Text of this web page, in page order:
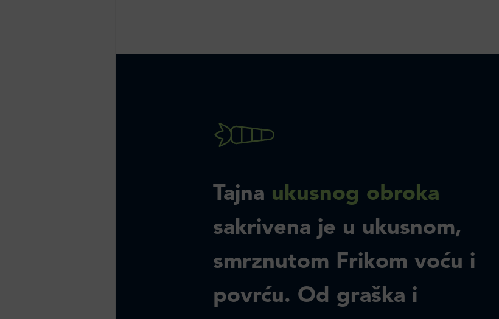
Tajna ukusnog obroka
sakrivena je u ukusnom,
smrznutom Frikom voću i
povrću. Od graška i